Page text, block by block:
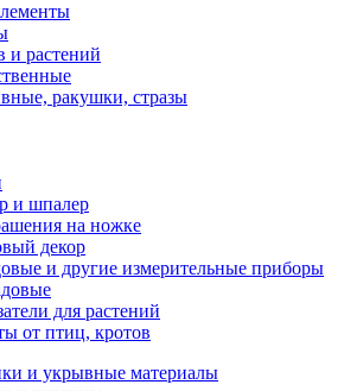
и растений
ракушки, стразы
и шпалер
на ножке
декор
и другие измерительные приборы
для растений
от птиц, кротов
и укрывные материалы